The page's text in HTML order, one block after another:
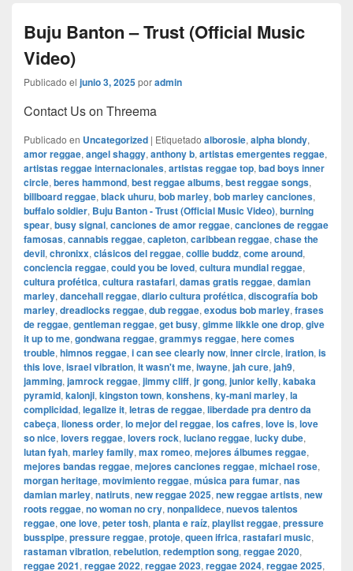
Buju Banton – Trust (Official Music
Video)
Publicado el junio 3, 2025poradmin
Contact Us on Threema
Publicado en Uncategorized | Etiquetado alborosie, alpha blondy,
amor reggae, angel shaggy, anthony b, artistas emergentes reggae,
artistas reggae internacionales, artistas reggae top, bad boys inner
circle, beres hammond, best reggae albums, best reggae songs,
billboard reggae, black uhuru, bob marley, bob marley canciones,
buffalo soldier, Buju Banton - Trust (Official Music Video), burning
spear, busy signal, canciones de amor reggae, canciones de reggae
famosas, cannabis reggae, capleton, caribbean reggae, chase the
devil, chronixx, clásicos del reggae, collie buddz, come around,
conciencia reggae, could you be loved, cultura mundial reggae,
cultura profética, cultura rastafari, damas gratis reggae, damian
marley, dancehall reggae, diario cultura profética, discografía bob
marley, dreadlocks reggae, dub reggae, exodus bob marley, frases
de reggae, gentleman reggae, get busy, gimme likkle one drop, give
it up to me, gondwana reggae, grammys reggae, here comes
trouble, himnos reggae, i can see clearly now, inner circle, iration, is
this love, israel vibration, it wasn't me, iwayne, jah cure, jah9,
jamming, jamrock reggae, jimmy cliff, jr gong, junior kelly, kabaka
pyramid, kalonji, kingston town, konshens, ky-mani marley, la
complicidad, legalize it, letras de reggae, liberdade pra dentro da
cabeça, lioness order, lo mejor del reggae, los cafres, love is, love
so nice, lovers reggae, lovers rock, luciano reggae, lucky dube,
lutan fyah, marley family, max romeo, mejores álbumes reggae,
mejores bandas reggae, mejores canciones reggae, michael rose,
morgan heritage, movimiento reggae, música para fumar, nas
damian marley, natiruts, new reggae 2025, new reggae artists, new
roots reggae, no woman no cry, nonpalidece, nuevos talentos
reggae, one love, peter tosh, planta e raíz, playlist reggae, pressure
busspipe, pressure reggae, protoje, queen ifrica, rastafari music,
rastaman vibration, rebelution, redemption song, reggae 2020,
reggae 2021, reggae 2022, reggae 2023, reggae 2024, reggae 2025,